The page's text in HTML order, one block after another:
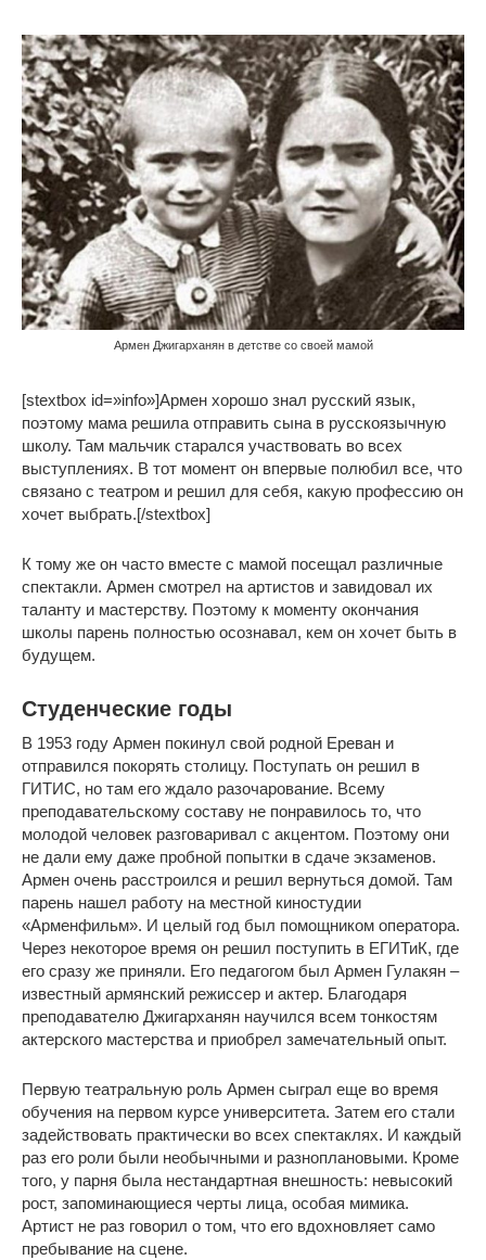
Армен Джигарханян в детстве со своей мамой
[stextbox id=»info»]Армен хорошо знал русский язык,
поэтому мама решила отправить сына в русскоязычную
школу. Там мальчик старался участвовать во всех
выступлениях. В тот момент он впервые полюбил все, что
связано с театром и решил для себя, какую профессию он
хочет выбрать.[/stextbox]
К тому же он часто вместе с мамой посещал различные
спектакли. Армен смотрел на артистов и завидовал их
таланту и мастерству. Поэтому к моменту окончания
школы парень полностью осознавал, кем он хочет быть в
будущем.
Студенческие годы
В 1953 году Армен покинул свой родной Ереван и
отправился покорять столицу. Поступать он решил в
ГИТИС, но там его ждало разочарование. Всему
преподавательскому составу не понравилось то, что
молодой человек разговаривал с акцентом. Поэтому они
не дали ему даже пробной попытки в сдаче экзаменов.
Армен очень расстроился и решил вернуться домой. Там
парень нашел работу на местной киностудии
«Арменфильм». И целый год был помощником оператора.
Через некоторое время он решил поступить в ЕГИТиК, где
его сразу же приняли. Его педагогом был Армен Гулакян –
известный армянский режиссер и актер. Благодаря
преподавателю Джигарханян научился всем тонкостям
актерского мастерства и приобрел замечательный опыт.
Первую театральную роль Армен сыграл еще во время
обучения на первом курсе университета. Затем его стали
задействовать практически во всех спектаклях. И каждый
раз его роли были необычными и разноплановыми. Кроме
того, у парня была нестандартная внешность: невысокий
рост, запоминающиеся черты лица, особая мимика.
Артист не раз говорил о том, что его вдохновляет само
пребывание на сцене.